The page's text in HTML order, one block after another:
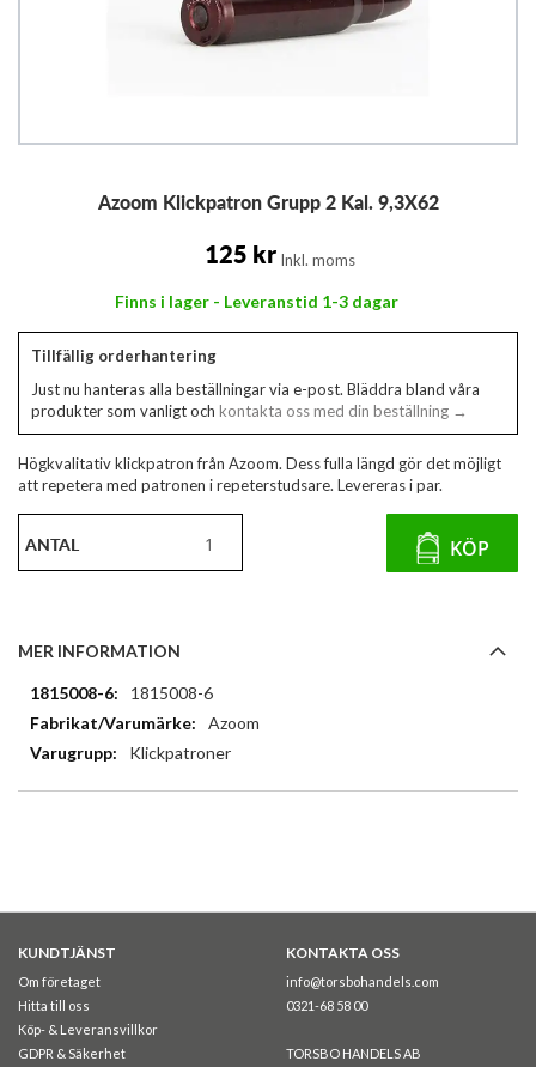
Azoom Klickpatron Grupp 2 Kal. 9,3X62
125 kr Inkl. moms
Finns i lager - Leveranstid 1-3 dagar
Tillfällig orderhantering
Just nu hanteras alla beställningar via e-post. Bläddra bland våra
produkter som vanligt och kontakta oss med din beställning →
Högkvalitativ klickpatron från Azoom. Dess fulla längd gör det möjligt
att repetera med patronen i repeterstudsare. Levereras i par.
ANTAL KÖP
MER INFORMATION
Mer
information
1815008-6
Azoom
Klickpatroner
KUNDTJÄNST
Om företaget
Hitta till oss
Köp- & Leveransvillkor
GDPR & Säkerhet
KONTAKTA OSS
info@torsbohandels.com
0321-68 58 00
TORSBO HANDELS AB